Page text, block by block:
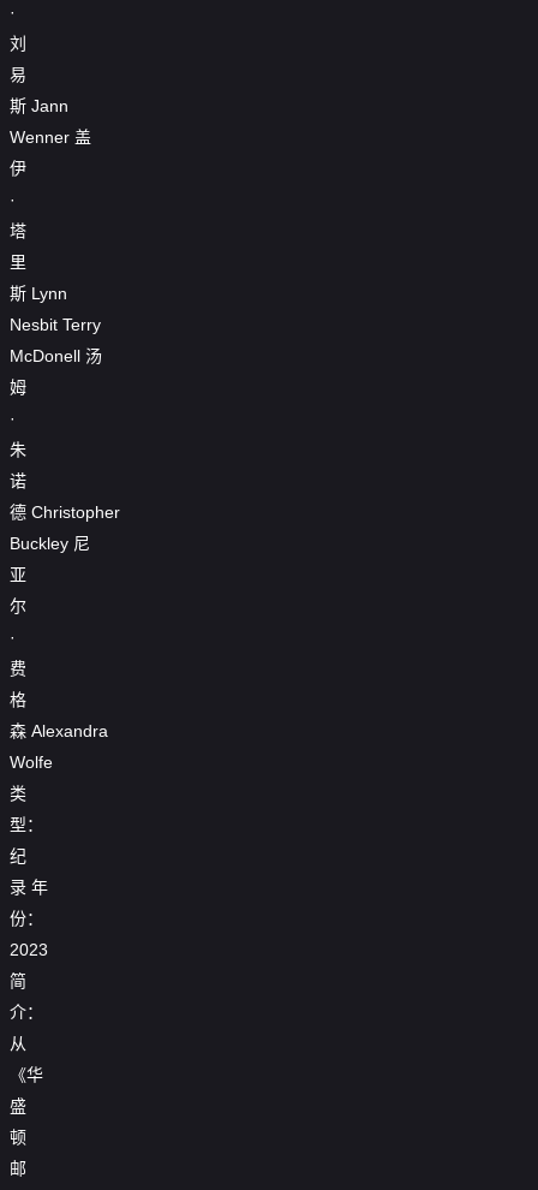
·
刘
易
斯 Jann
Wenner 盖
伊
·
塔
里
斯 Lynn
Nesbit Terry
McDonell 汤
姆
·
朱
诺
德 Christopher
Buckley 尼
亚
尔
·
费
格
森 Alexandra
Wolfe
类
型：
纪
录 年
份：
2023
简
介：
从
《华
盛
顿
邮